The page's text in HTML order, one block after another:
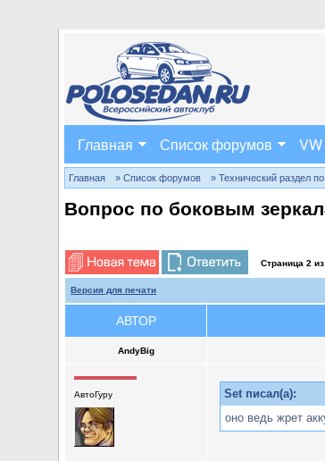
Главная Список форумов
Главная » Список форумов » Технический раздел
Вопрос по боковым
Страница 2 из
Версия для печати
АВТОР
AndyBig
АвтоГуру
Set писал(а):
оно ведь жрет